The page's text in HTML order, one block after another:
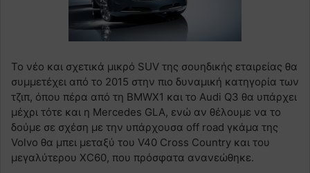
To νέο και σχετικά μικρό SUV της σουηδικής εταιρείας θα
συμμετέχει από το 2015 στην πιο δυναμική κατηγορία των
τζιπ, όπου πέρα από τη BMWΧ1 και το Audi Q3 θα υπάρχει
μέχρι τότε και η Μercedes GLA, ενώ αν θέλουμε να το
δούμε σε σχέση με την υπάρχουσα off road γκάμα της
Volvo θα μπει μεταξύ του V40 Cross Country και του
μεγαλύτερου ΧC60, που πρόσφατα ανανεώθηκε.